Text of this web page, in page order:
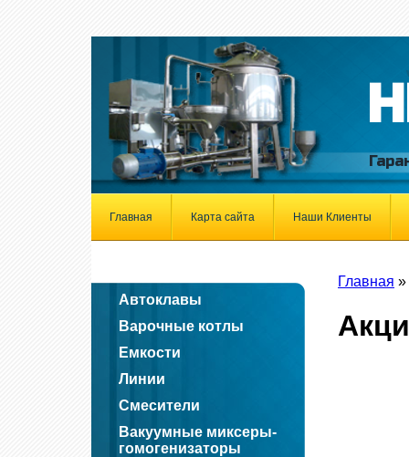
Главная Карта сайта Наши Клиенты
Автоклавы
Варочные котлы
Емкости
Линии
Смесители
Вакуумные миксеры-
гомогенизаторы
Главная »